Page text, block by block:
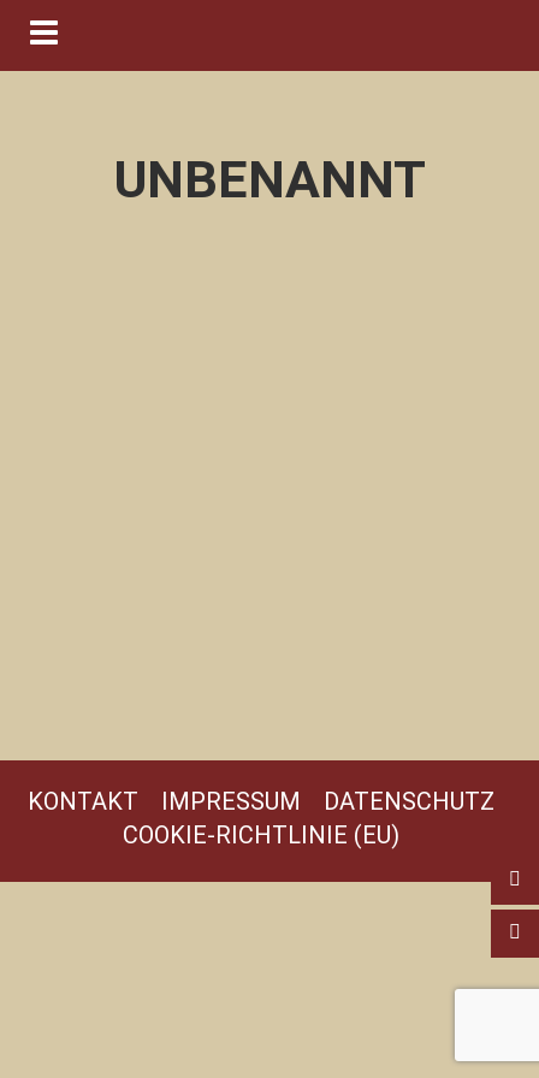
Navigation ein-/ausblenden
UNBENANNT
KONTAKT IMPRESSUM
DATENSCHUTZ
COOKIE-RICHTLINIE (EU)